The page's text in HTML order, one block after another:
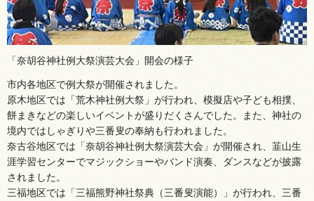
「奈胡谷神社例大祭演芸大会」開会の様子
市内各地区で例大祭が開催されました。
原木地区では「荒木神社例大祭」が行われ、模擬店や子ども相撲、
餅まきなどの楽しいイベントが盛りだくさんでした。また、神社の
境内ではしゃぎりや三番叟の奉納も行われました。
奈古谷地区では「奈胡谷神社例大祭演芸大会」が開催され、韮山生
涯学習センターでマジックショーやバンド演奏、ダンスなどが披露
されました。
三福地区では「三福熊野神社祭典（三番叟演能）」が行われ、三番